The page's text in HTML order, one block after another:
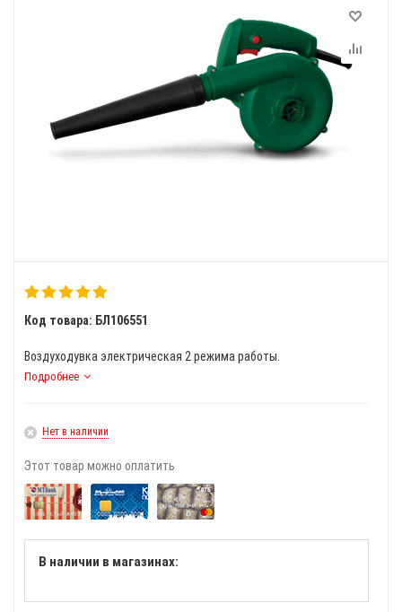
Код товара: БЛ106551
Воздуходувка электрическая 2 режима работы.
Подробнее
Нет в наличии
Этот товар можно оплатить
В наличии в магазинах: